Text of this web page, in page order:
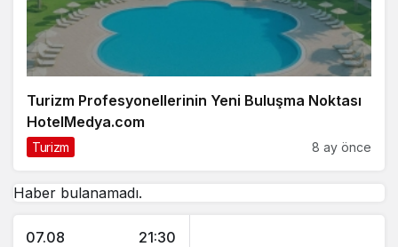
Turizm Profesyonellerinin Yeni Buluşma Noktası
HotelMedya.com
Turizm 8 ay önce
Haber bulanamadı.
07.08 21:30